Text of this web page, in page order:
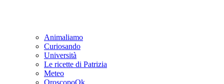
Animaliamo
Curiosando
Università
Le ricette di Patrizia
Meteo
OroscopoOk